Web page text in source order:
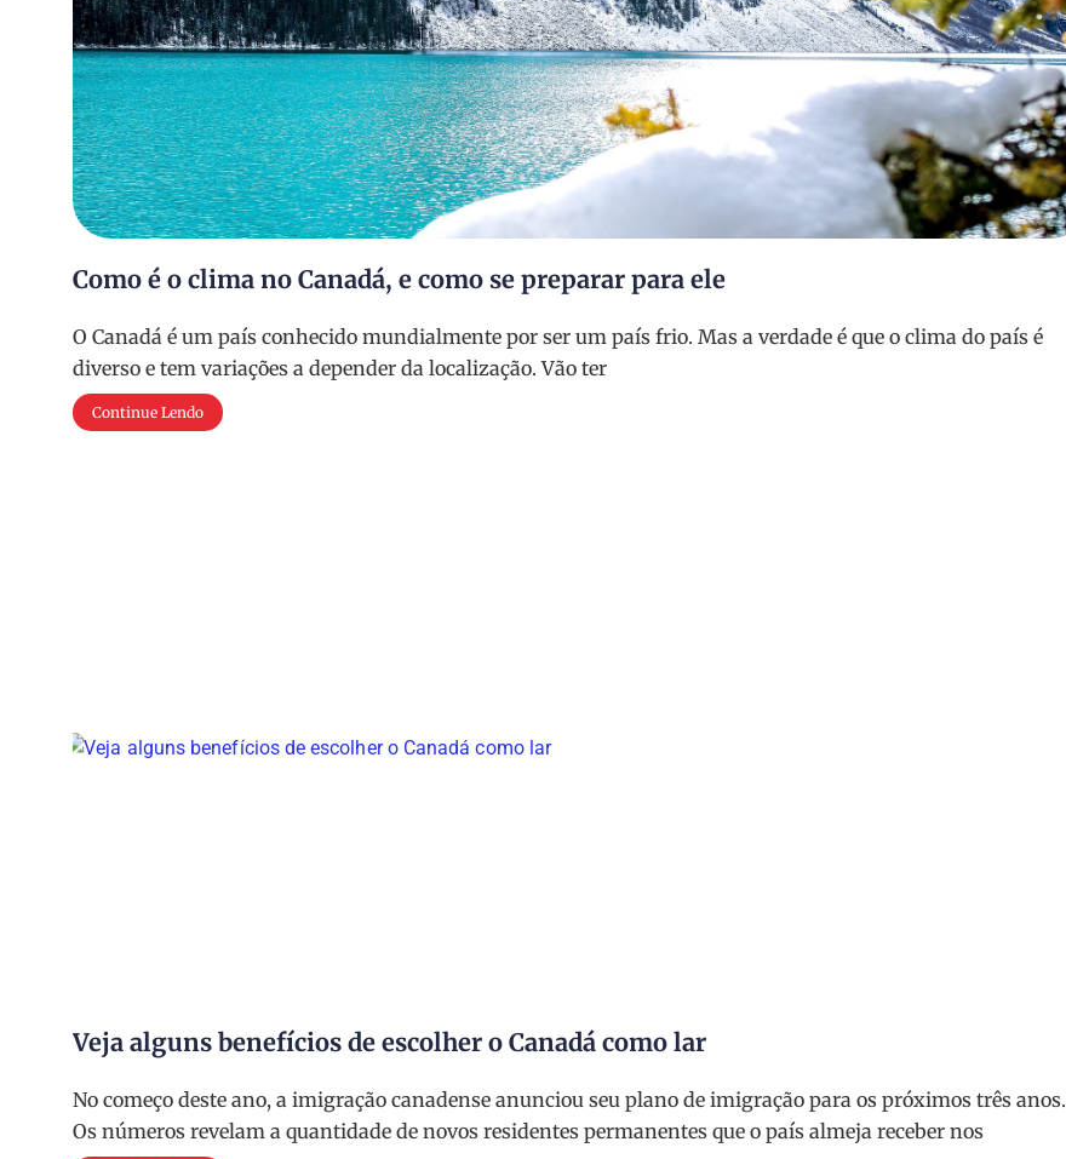
Como é o clima no Canadá, e como se preparar para ele
O Canadá é um país conhecido mundialmente por ser um país frio. Mas a verdade é que o clima do país é
diverso e tem variações a depender da localização. Vão ter
Continue Lendo
Veja alguns benefícios de escolher o Canadá como lar
No começo deste ano, a imigração canadense anunciou seu plano de imigração para os próximos três anos.
Os números revelam a quantidade de novos residentes permanentes que o país almeja receber nos